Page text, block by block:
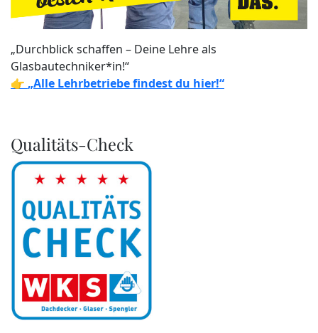
„Durchblick schaffen – Deine Lehre als
Glasbautechniker*in!“
👉 „Alle Lehrbetriebe findest du hier!“
Qualitäts-Check